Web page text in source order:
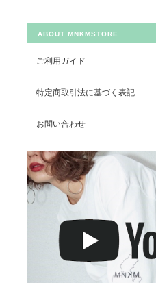
ABOUT MNKMSTORE
ご利用ガイド
特定商取引法に基づく表記
お問い合わせ